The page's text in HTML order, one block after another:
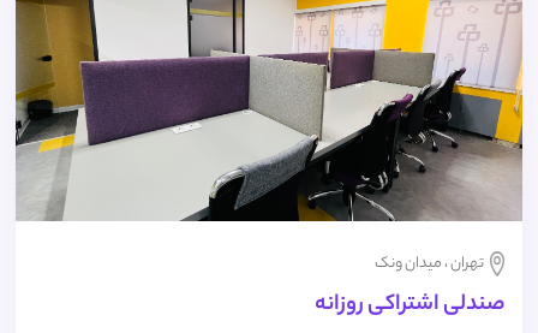
تهران ، میدان ونک
صندلی اشتراکی روزانه